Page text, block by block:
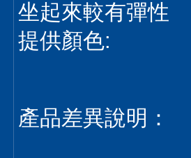
坐起來較有彈性
提供顏色:
產品差異說明：